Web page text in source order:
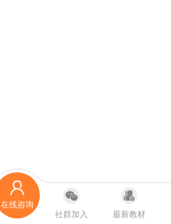
在线咨询
社群加入
最新教材